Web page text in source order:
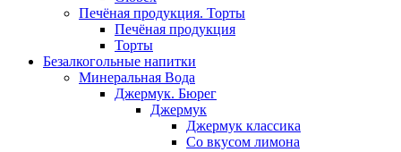
Печёная продукция. Торты
Печёная продукция
Торты
Безалкогольные напитки
Минеральная Вода
Джермук. Бюрег
Джермук
Джермук классика
Со вкусом лимона